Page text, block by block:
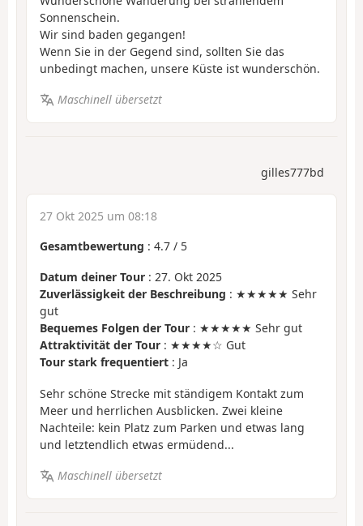
Sonnenschein.
Wir sind baden gegangen!
Wenn Sie in der Gegend sind, sollten Sie das
unbedingt machen, unsere Küste ist wunderschön.
Maschinell übersetzt
gilles777bd
27 Okt 2025 um 08:18
Gesamtbewertung : 4.7 / 5
Datum deiner Tour : 27. Okt 2025
Zuverlässigkeit der Beschreibung : ★★★★★ Sehr
gut
Bequemes Folgen der Tour : ★★★★★ Sehr gut
Attraktivität der Tour : ★★★★☆ Gut
Tour stark frequentiert : Ja
Sehr schöne Strecke mit ständigem Kontakt zum
Meer und herrlichen Ausblicken. Zwei kleine
Nachteile: kein Platz zum Parken und etwas lang
und letztendlich etwas ermüdend...
Maschinell übersetzt